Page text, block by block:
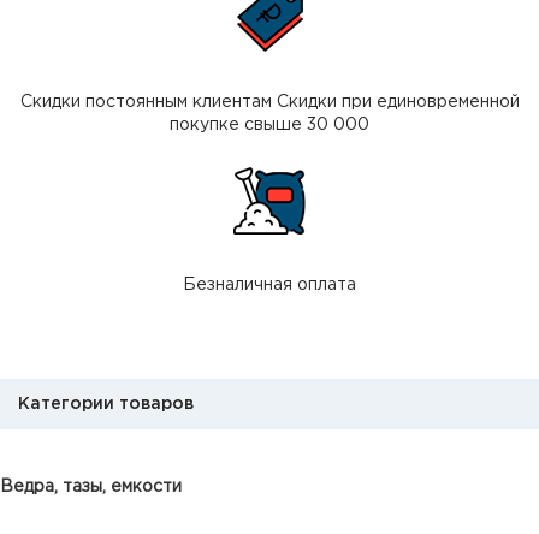
Скидки постоянным клиентам Скидки при единовременной
покупке свыше 30 000
Безналичная оплата
Категории товаров
Ведра, тазы, емкости